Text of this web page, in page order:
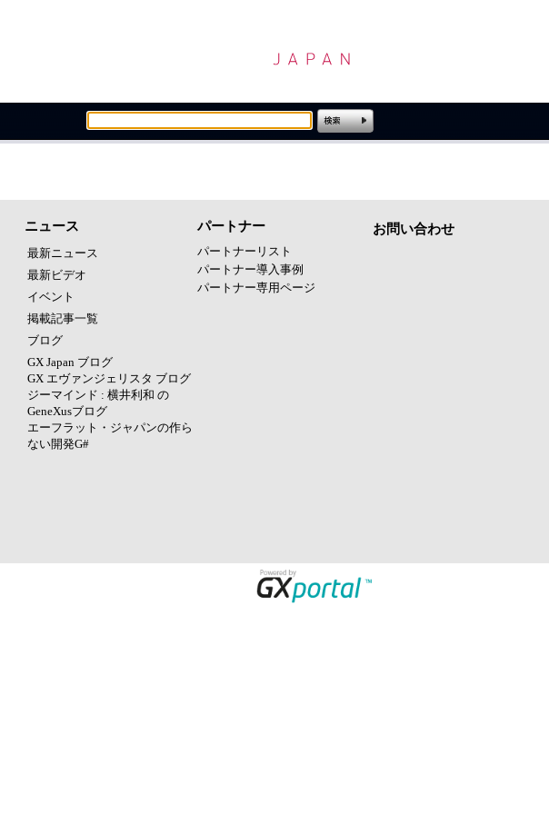
ニュース
最新ニュース
最新ビデオ
イベント
掲載記事一覧
ブログ
GX Japan ブログ
GX エヴァンジェリスタ ブログ
ジーマインド : 横井利和 の
GeneXusブログ
エーフラット・ジャパンの作ら
ない開発G#
パートナー
パートナーリスト
パートナー導入事例
パートナー専用ページ
お問い合わせ